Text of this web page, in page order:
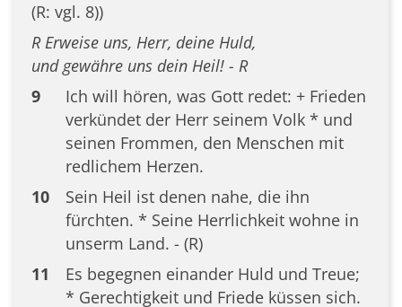
(R: vgl. 8))
R Erweise uns, Herr, deine Huld,
und gewähre uns dein Heil! - R
9
Ich will hören, was Gott redet: + Frieden
verkündet der Herr seinem Volk * und
seinen Frommen, den Menschen mit
redlichem Herzen.
10
Sein Heil ist denen nahe, die ihn
fürchten. * Seine Herrlichkeit wohne in
unserm Land. - (R)
11
Es begegnen einander Huld und Treue;
* Gerechtigkeit und Friede küssen sich.